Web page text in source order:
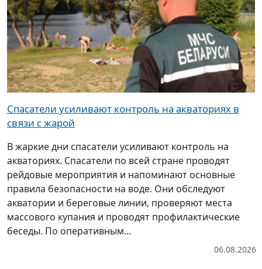
Спасатели усиливают контроль на акваториях в
связи с жарой
В жаркие дни спасатели усиливают контроль на
акваториях. Спасатели по всей стране проводят
рейдовые мероприятия и напоминают основные
правила безопасности на воде. Они обследуют
акватории и береговые линии, проверяют места
массового купания и проводят профилактические
беседы. По оперативным...
06.08.2026